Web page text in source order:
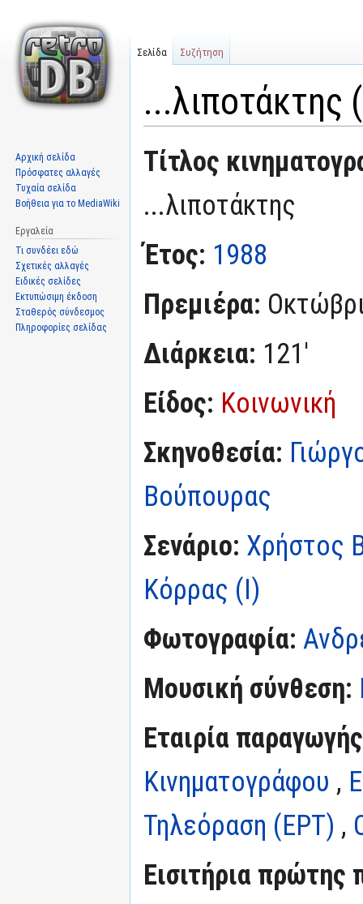
...λιποτάκτης
Μετάβαση
στην
Πήδηση
στην
Τίτλος
...λιποτάκτης
Έτος: 1988
Πρεμιέρα:
Διάρκεια: 121'
Είδος: Κοινωνική
Σκηνοθεσία:
Βούπουρας
Σενάριο: Χρήστος
Κόρρας (I)
Φωτογραφία:
Μουσική σύνθεση:
Εταιρία
Κινηματογράφου ,
Τηλεόραση (ΕΡΤ) ,
Εισιτήρια πρώτης
Σελίδα Συζήτηση
Αρχική σελίδα
Πρόσφατες αλλαγές
Τυχαία σελίδα
Βοήθεια για το MediaWiki
Εργαλεία
Τι συνδέει εδώ
Σχετικές αλλαγές
Ειδικές σελίδες
Εκτυπώσιμη έκδοση
Σταθερός σύνδεσμος
Πληροφορίες σελίδας